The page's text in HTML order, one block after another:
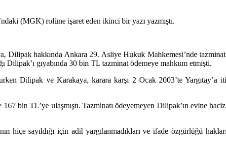
(MGK) rolüne işaret eden ikinci bir yazı yazmıştı.
hakkında Ankara 29. Asliye Hukuk Mahkemesi’nde tazminat
Dilipak’ı gıyabında 30 bin TL tazminat ödemeye mahkum etmişti.
Dilipak ve Karakaya, karara karşı 2 Ocak 2003’te Yargıtay’a
bin TL’ye ulaşmıştı. Tazminatı ödeyemeyen Dilipak’ın evine
sayıldığı için adil yargılanmadıkları ve ifade özgürlüğü